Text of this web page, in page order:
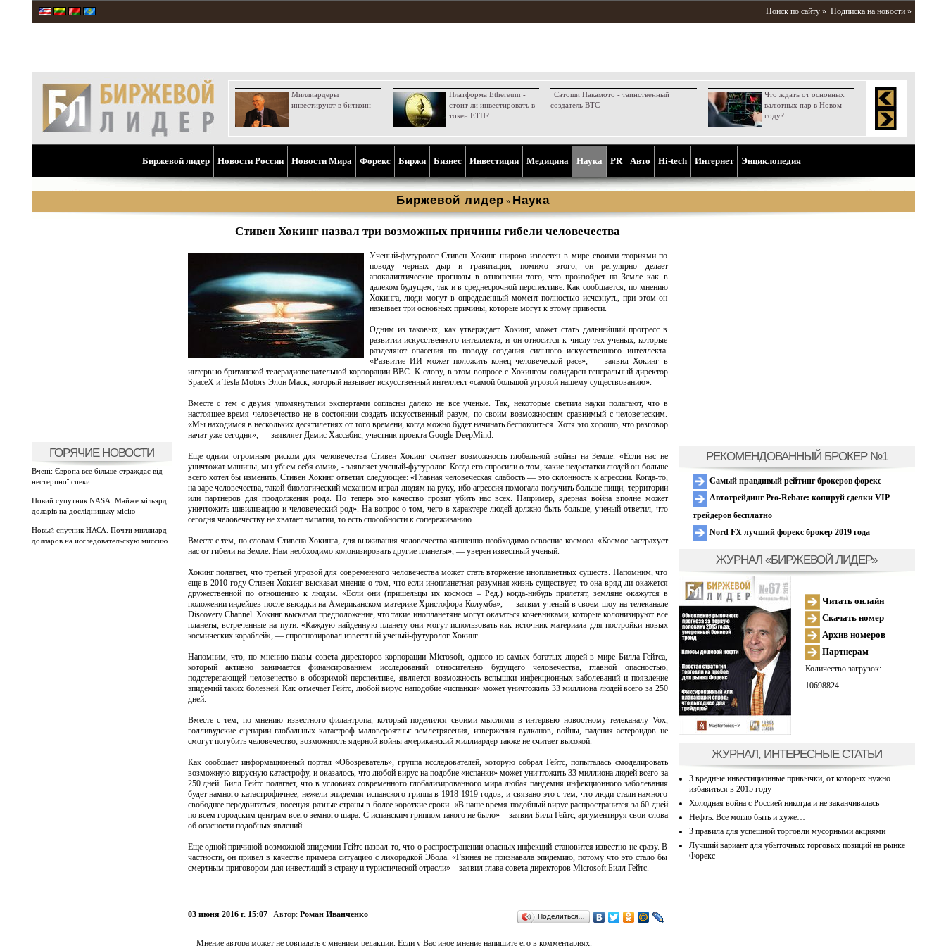
Поиск по сайту » Подписка на новости »
Миллиардеры
инвестируют в биткоин
Платформа Ethereum -
стоит ли инвестировать в
токен ETH?
Сатоши Накамото - таинственный
создатель BTC
Что ждать от основных
валютных пар в Новом
году?
Биржевой лидер Новости России Новости Мира Форекс Биржи Бизнес Инвестиции Медицина Наука PR Aвто Hi-tech Интернет Энциклопедия
Биржевой лидер » Наука
ГОРЯЧИЕ НОВОСТИ
Вчені: Європа все більше страждає від
нестерпної спеки
Новий супутник NASA. Майже мільярд
доларів на дослідницьку місію
Новый спутник НАСА. Почти миллиард
долларов на исследовательскую миссию
Стивен Хокинг назвал три возможных причины гибели человечества
Ученый-футуролог Стивен Хокинг широко известен в мире своими теориями по
поводу черных дыр и гравитации, помимо этого, он регулярно делает
апокалиптические прогнозы в отношении того, что произойдет на Земле как в
далеком будущем, так и в среднесрочной перспективе. Как сообщается, по мнению
Хокинга, люди могут в определенный момент полностью исчезнуть, при этом он
называет три основных причины, которые могут к этому привести.
Одним из таковых, как утверждает Хокинг, может стать дальнейший прогресс в
развитии искусственного интеллекта, и он относится к числу тех ученых, которые
разделяют опасения по поводу создания сильного искусственного интеллекта.
«Развитие ИИ может положить конец человеческой расе», — заявил Хокинг в
интервью британской телерадиовещательной корпорации BBC. К слову, в этом вопросе с Хокингом солидарен генеральный директор
SpaceX и Tesla Motors Элон Маск, который называет искусственный интеллект «самой большой угрозой нашему существованию».
Вместе с тем с двумя упомянутыми экспертами согласны далеко не все ученые. Так, некоторые светила науки полагают, что в
настоящее время человечество не в состоянии создать искусственный разум, по своим возможностям сравнимый с человеческим.
«Мы находимся в нескольких десятилетиях от того времени, когда можно будет начинать беспокоиться. Хотя это хорошо, что разговор
начат уже сегодня», — заявляет Демис Хассабис, участник проекта Google DeepMind.
Еще одним огромным риском для человечества Стивен Хокинг считает возможность глобальной войны на Земле. «Если нас не
уничтожат машины, мы убьем себя сами», - заявляет ученый-футуролог. Когда его спросили о том, какие недостатки людей он больше
всего хотел бы изменить, Стивен Хокинг ответил следующее: «Главная человеческая слабость — это склонность к агрессии. Когда-то,
на заре человечества, такой биологический механизм играл людям на руку, ибо агрессия помогала получить больше пищи, территории
или партнеров для продолжения рода. Но теперь это качество грозит убить нас всех. Например, ядерная война вполне может
уничтожить цивилизацию и человеческий род». На вопрос о том, чего в характере людей должно быть больше, ученый ответил, что
сегодня человечеству не хватает эмпатии, то есть способности к сопереживанию.
Вместе с тем, по словам Стивена Хокинга, для выживания человечества жизненно необходимо освоение космоса. «Космос застрахует
нас от гибели на Земле. Нам необходимо колонизировать другие планеты», — уверен известный ученый.
Хокинг полагает, что третьей угрозой для современного человечества может стать вторжение инопланетных существ. Напомним, что
еще в 2010 году Стивен Хокинг высказал мнение о том, что если инопланетная разумная жизнь существует, то она вряд ли окажется
дружественной по отношению к людям. «Если они (пришельцы их космоса – Ред.) когда-нибудь прилетят, земляне окажутся в
положении индейцев после высадки на Американском материке Христофора Колумба», — заявил ученый в своем шоу на телеканале
Discovery Channel. Хокинг высказал предположение, что такие инопланетяне могут оказаться кочевниками, которые колонизируют все
планеты, встреченные на пути. «Каждую найденную планету они могут использовать как источник материала для постройки новых
космических кораблей», — спрогнозировал известный ученый-футуролог Хокинг.
Напомним, что, по мнению главы совета директоров корпорации Microsoft, одного из самых богатых людей в мире Билла Гейтса,
который активно занимается финансированием исследований относительно будущего человечества, главной опасностью,
подстерегающей человечество в обозримой перспективе, является возможность вспышки инфекционных заболеваний и появление
эпидемий таких болезней. Как отмечает Гейтс, любой вирус наподобие «испанки» может уничтожить 33 миллиона людей всего за 250
дней.
Вместе с тем, по мнению известного филантропа, который поделился своими мыслями в интервью новостному телеканалу Vox,
голливудские сценарии глобальных катастроф маловероятны: землетрясения, извержения вулканов, войны, падения астероидов не
смогут погубить человечество, возможность ядерной войны американский миллиардер также не считает высокой.
Как сообщает информационный портал «Обозреватель», группа исследователей, которую собрал Гейтс, попыталась смоделировать
возможную вирусную катастрофу, и оказалось, что любой вирус на подобие «испанки» может уничтожить 33 миллиона людей всего за
250 дней. Билл Гейтс полагает, что в условиях современного глобализированного мира любая пандемия инфекционного заболевания
будет намного катастрофичнее, нежели эпидемия испанского гриппа в 1918-1919 годов, и связано это с тем, что люди стали намного
свободнее передвигаться, посещая разные страны в более короткие сроки. «В наше время подобный вирус распространится за 60 дней
по всем городским центрам всего земного шара. С испанским гриппом такого не было» – заявил Билл Гейтс, аргументируя свои слова
об опасности подобных явлений.
Еще одной причиной возможной эпидемии Гейтс назвал то, что о распространении опасных инфекций становится известно не сразу. В
частности, он привел в качестве примера ситуацию с лихорадкой Эбола. «Гвинея не признавала эпидемию, потому что это стало бы
смертным приговором для инвестиций в страну и туристической отрасли» – заявил глава совета директоров Microsoft Билл Гейтс.
03 июня 2016 г. 15:07 Автор: Роман Иванченко Поделиться…
Мнение автора может не совпадать с мнением редакции. Если у Вас иное мнение напишите его в комментариях.
РЕКОМЕНДОВАННЫЙ БРОКЕР №1
Самый правдивый рейтинг брокеров форекс
Автотрейдинг Pro-Rebate: копируй сделки VIP
трейдеров бесплатно
Nord FX лучший форекс брокер 2019 года
ЖУРНАЛ «БИРЖЕВОЙ ЛИДЕР»
Читать онлайн
Скачать номер
Архив номеров
Партнерам
Количество загрузок:
10698824
ЖУРНАЛ, ИНТЕРЕСНЫЕ СТАТЬИ
3 вредные инвестиционные привычки, от которых нужно
избавиться в 2015 году
Холодная война с Россией никогда и не заканчивалась
Нефть: Все могло быть и хуже…
3 правила для успешной торговли мусорными акциями
Лучший вариант для убыточных торговых позиций на рынке
Форекс